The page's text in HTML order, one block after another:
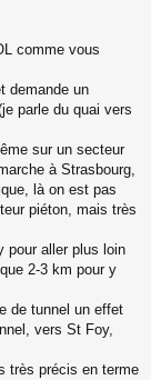
comme vous
demande un
parle du quai vers
sur un secteur
à Strasbourg,
là on est pas
piéton, mais très
pour aller plus loin
2-3 km pour y
de tunnel un effet
vers St Foy,
très précis en terme